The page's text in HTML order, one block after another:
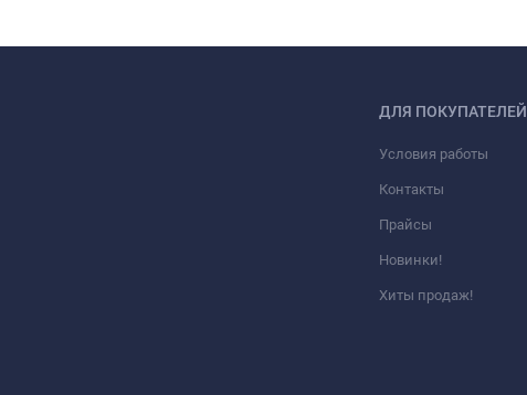
ДЛЯ ПОКУПАТЕЛЕЙ
Условия работы
Контакты
Прайсы
Новинки!
Хиты продаж!